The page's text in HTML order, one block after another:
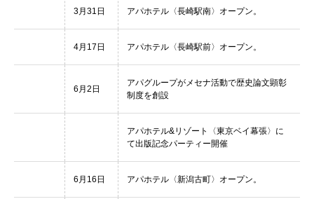
3月31日 アパホテル〈長崎駅南〉オープン。
4月17日 アパホテル〈長崎駅前〉オープン。
6月2日
アパグループがメセナ活動で歴史論文顕彰
制度を創設
アパホテル&リゾート〈東京ベイ幕張〉に
て出版記念パーティー開催
6月16日 アパホテル〈新潟古町〉オープン。